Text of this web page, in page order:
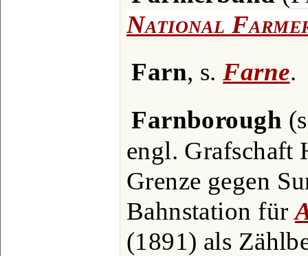
National
Farn, s.Farne.
Farnborough
engl. Grafschaft
Grenze gegen
Bahnstation für
(1891) als